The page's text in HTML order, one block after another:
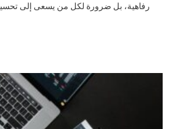
رفاهية، بل ضرورة لكل من يسعى إلى